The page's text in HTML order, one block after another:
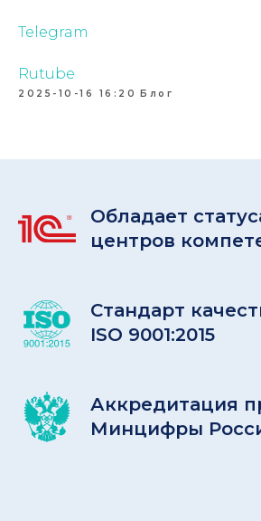
Telegram
Rutube
2025-10-16 16:20 Блог
Обладает
центров
Стандарт
ISO 9001:2015
Аккредитация
Минцифры